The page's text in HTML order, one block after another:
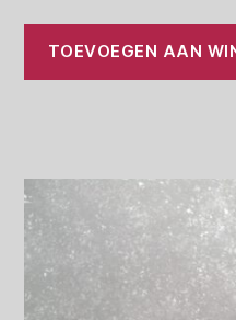
TOEVOEGEN AAN